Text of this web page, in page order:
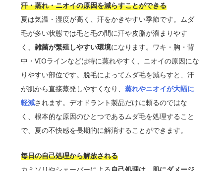
汗・蒸れ・ニオイの原因を減らすことができる
夏は気温・湿度が高く、汗をかきやすい季節です。ムダ
毛が多い状態では毛と毛の間に汗や皮脂が溜まりやす
く、雑菌が繁殖しやすい環境になります。ワキ・胸・背
中・VIOラインなどは特に蒸れやすく、ニオイの原因にな
りやすい部位です。脱毛によってムダ毛を減らすと、汗
が肌から直接蒸発しやすくなり、蒸れやニオイが大幅に
軽減されます。デオドラント製品だけに頼るのではな
く、根本的な原因のひとつであるムダ毛を処理すること
で、夏の不快感を長期的に解消することができます。
毎日の自己処理から解放される